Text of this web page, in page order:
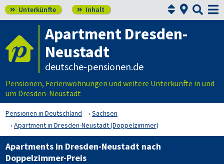
 Unterkünfte  Inhalt  

Apartment Dresden-
Neustadt
deutsche-pensionen.de
Pensionen, Ferienwohnungen und weitere Unterkünfte in und
um Dresden-Neustadt
Pensionen in Deutschland
Sachsen
Apartment in Dresden-Neustadt (Doppelzimmer)
Apartments in Dresden-Neustadt nach
Doppelzimmer-Preis